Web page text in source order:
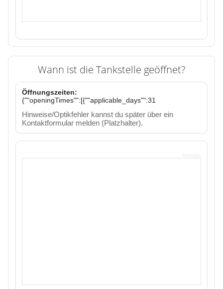
Wann ist die Tankstelle geöffnet?
Öffnungszeiten:
{""openingTimes"":[{""applicable_days"":31
Hinweise/Optikfehler kannst du später über ein
Kontaktformular melden (Platzhalter).